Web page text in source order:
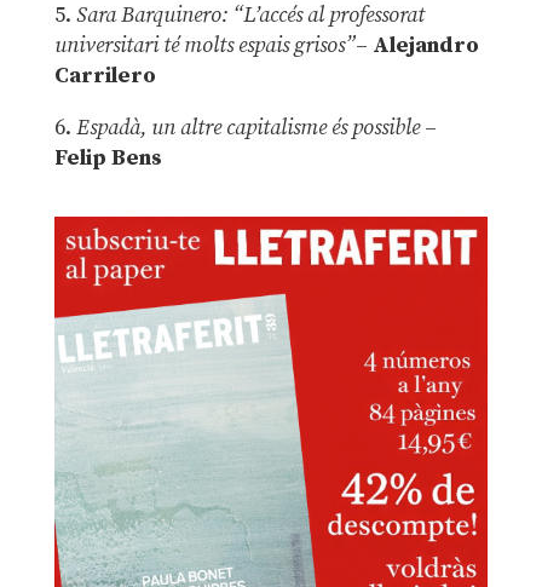
5. Sara Barquinero: “L’accés al professorat
universitari té molts espais grisos”– Alejandro
Carrilero
6. Espadà, un altre capitalisme és possible –
Felip Bens